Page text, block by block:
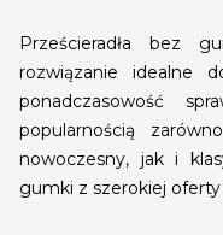
Prześcieradła bez
rozwiązanie idealne
ponadczasowość
popularnością
nowoczesny, jak i
gumki z szerokiej